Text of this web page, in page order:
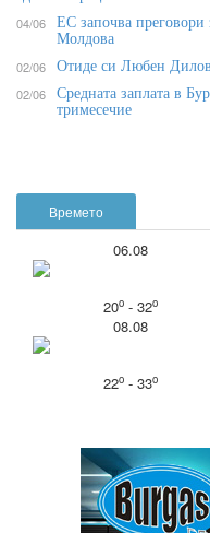
Времето
06.08
20o- 32o
08.08
22o- 33o
04/06 ЕС започва
Молдова
02/06 Отиде си Любен
02/06 Средната заплата в
тримесечие